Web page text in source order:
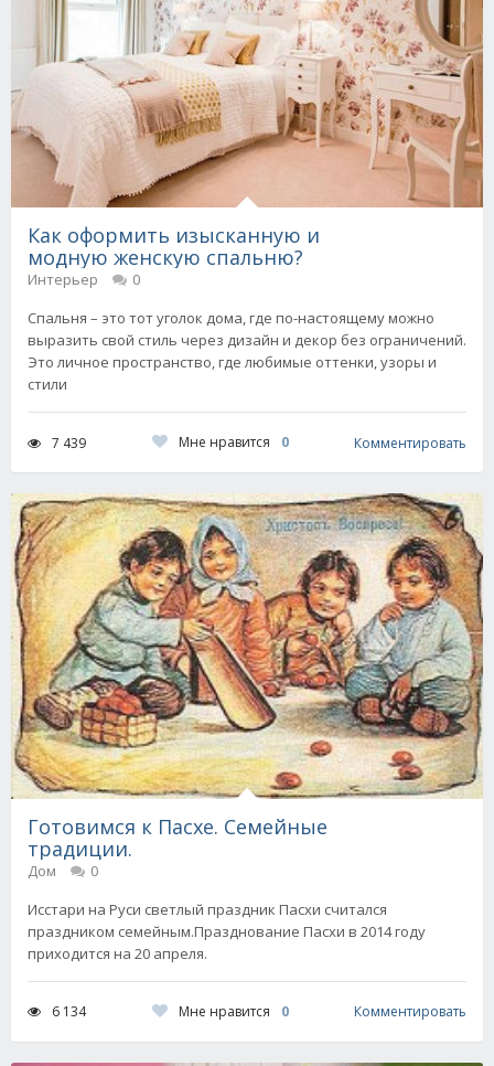
Как оформить изысканную и
модную женскую спальню?
Интерьер
0
Спальня – это тот уголок дома, где по-настоящему можно
выразить свой стиль через дизайн и декор без ограничений.
Это личное пространство, где любимые оттенки, узоры и
стили
7 439 Мне нравится 0 Комментировать
Готовимся к Пасхе. Семейные
традиции.
Дом
0
Исстари на Руси светлый праздник Пасхи считался
праздником семейным.Празднование Пасхи в 2014 году
приходится на 20 апреля.
6 134 Мне нравится 0 Комментировать